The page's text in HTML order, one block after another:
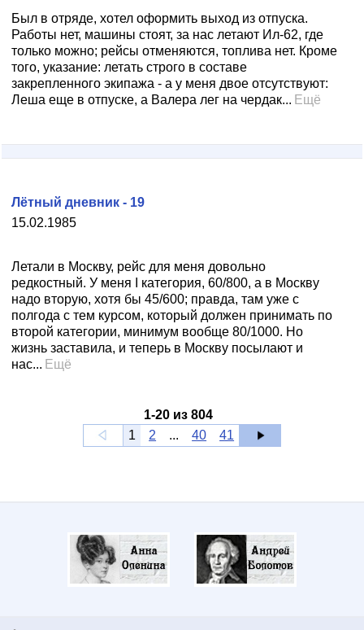
Был в отряде, хотел оформить выход из отпуска.
Работы нет, машины стоят, за нас летают Ил-62, где
только можно; рейсы отменяются, топлива нет. Кроме
того, указание: летать строго в составе
закрепленного экипажа - а у меня двое отсутствуют:
Леша еще в отпуске, а Валера лег на чердак... Ещё
15.02.1985
Лётный дневник - 19
Летали в Москву, рейс для меня довольно
редкостный. У меня I категория, 60/800, а в Москву
надо вторую, хотя бы 45/600; правда, там уже с
полгода с тем курсом, который должен принимать по
второй категории, минимум вообще 80/1000. Но
жизнь заставила, и теперь в Москву посылают и
нас... Ещё
1-20из 804
1
2 ... 40 41